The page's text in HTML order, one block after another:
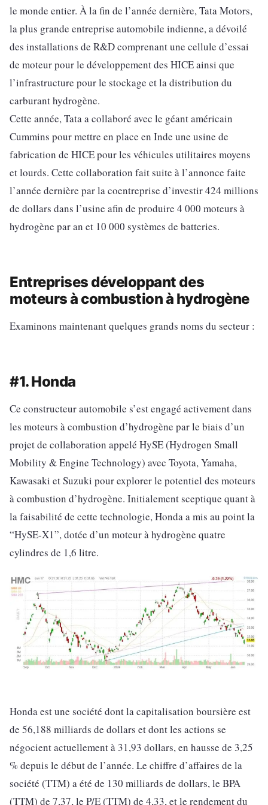
le monde entier. À la fin de l’année dernière, Tata Motors,
la plus grande entreprise automobile indienne, a dévoilé
des installations de R&D comprenant une cellule d’essai
de moteur pour le développement des HICE ainsi que
l’infrastructure pour le stockage et la distribution du
carburant hydrogène.
Cette année, Tata a collaboré avec le géant américain
Cummins pour mettre en place en Inde une usine de
fabrication de HICE pour les véhicules utilitaires moyens
et lourds. Cette collaboration fait suite à l’annonce faite
l’année dernière par la coentreprise d’investir 424 millions
de dollars dans l’usine afin de produire 4 000 moteurs à
hydrogène par an et 10 000 systèmes de batteries.
Entreprises développant des
moteurs à combustion à hydrogène
Examinons maintenant quelques grands noms du secteur :
#1. Honda
Ce constructeur automobile s’est engagé activement dans
les moteurs à combustion d’hydrogène par le biais d’un
projet de collaboration appelé HySE (Hydrogen Small
Mobility & Engine Technology) avec Toyota, Yamaha,
Kawasaki et Suzuki pour explorer le potentiel des moteurs
à combustion d’hydrogène. Initialement sceptique quant à
la faisabilité de cette technologie, Honda a mis au point la
“HySE-X1”, dotée d’un moteur à hydrogène quatre
cylindres de 1,6 litre.
Honda est une société dont la capitalisation boursière est
de 56,188 milliards de dollars et dont les actions se
négocient actuellement à 31,93 dollars, en hausse de 3,25
% depuis le début de l’année. Le chiffre d’affaires de la
société (TTM) a été de 130 milliards de dollars, le BPA
(TTM) de 7,37, le P/E (TTM) de 4,33, et le rendement du